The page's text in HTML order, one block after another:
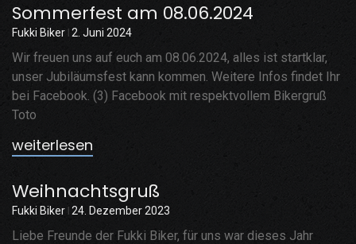
Sommerfest am 08.06.2024
Fukki Biker 2. Juni 2024
Wir freuen uns auf euch am 08.06.2024, alles ist startklar,
unser Jubiläumsfest kann kommen. Weitere Infos findet Ihr
bei Facebook. (3) Facebook mit respektvollem Bikergruß
Toto
weiterlesen
Weihnachtsgruß
Fukki Biker 24. Dezember 2023
Liebe Freunde der Fukki Biker, für uns war dieses Jahr